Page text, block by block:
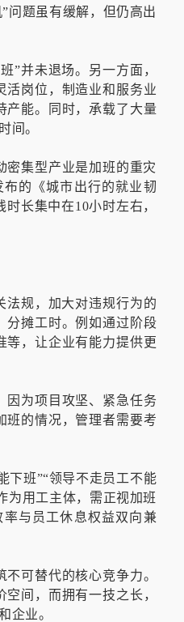
问题虽有缓解，但仍高出
”并未退场。另一方面，
活岗位，制造业和服务业
产能。同时，承载了大量
间。
密集型产业是加班的重灾
的《城市出行的就业韧
长集中在10小时左右，
法规，加大对违规行为的
分摊工时。例如通过阶段
等，让企业有能力提供更
因为项目攻坚、紧急任务
班的情况，管理者需要考
下班”“领导不走员工不能
为用工主体，需正视加班
与员工休息权益双向兼
可替代的核心竞争力。
间，而拥有一技之长，
企业。